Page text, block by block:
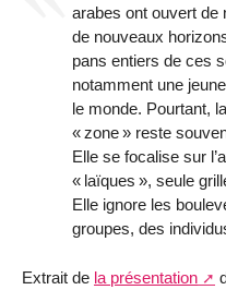
arabes ont ouvert de
de nouveaux
pans entiers de ces
notamment une
le monde. Pourtant,
« zone » reste
Elle se focalise sur
« laïques », seule
Elle ignore les
groupes, des
Extrait de la présentation